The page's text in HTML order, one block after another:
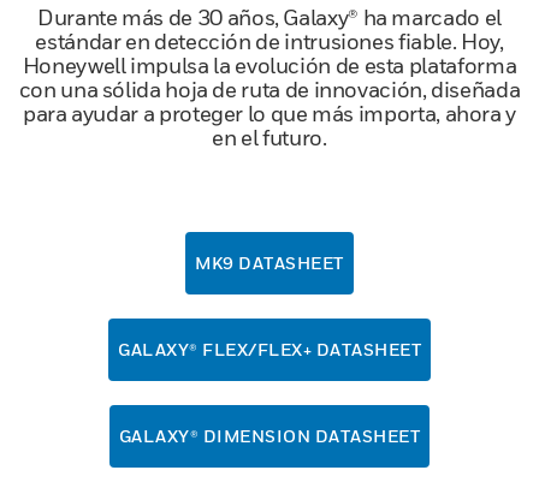
Durante más de 30 años, Galaxy® ha marcado el
estándar en detección de intrusiones fiable. Hoy,
Honeywell impulsa la evolución de esta plataforma
con una sólida hoja de ruta de innovación, diseñada
para ayudar a proteger lo que más importa, ahora y
en el futuro.
MK9 DATASHEET
GALAXY® FLEX/FLEX+ DATASHEET
GALAXY® DIMENSION DATASHEET